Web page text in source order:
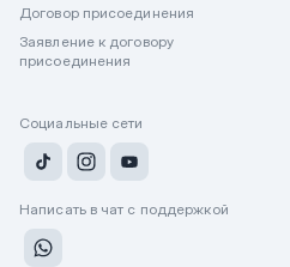
Договор присоединения
Заявление к договору
присоединения
Социальные сети
Написать в чат с поддержкой